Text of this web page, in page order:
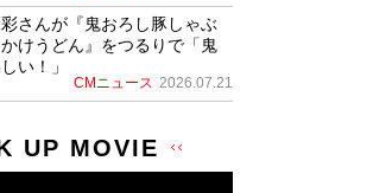
彩さんが『鬼おろし豚しゃぶ
けうどん』をつるりで「鬼
い！」
CMニュース 2026.07.21
UP MOVIE